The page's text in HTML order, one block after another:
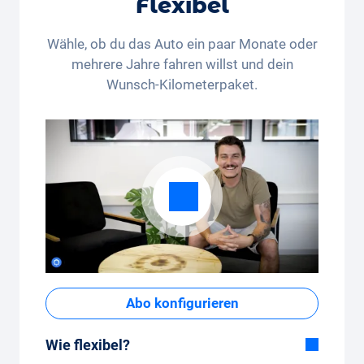
Flexibel
Wähle, ob du das Auto ein paar Monate oder
mehrere Jahre fahren willst und dein
Wunsch-Kilometerpaket.
Abo konfigurieren
Wie flexibel?